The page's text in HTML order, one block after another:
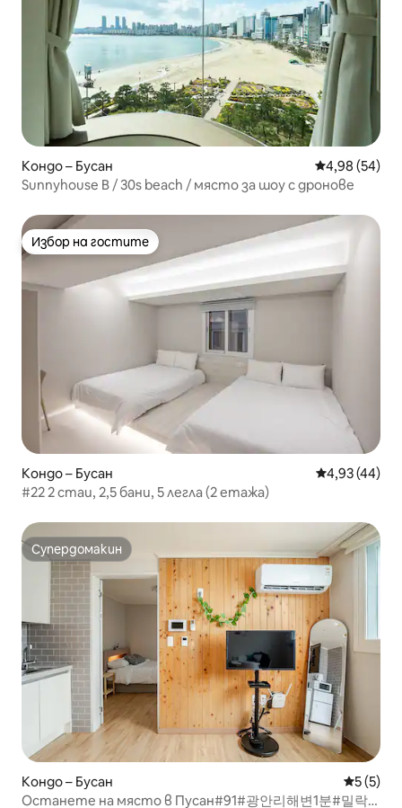
Кондо – Бусан Средна
4,98 (54)
Sunnyhouse B / 30s beach / място за шоу с дронове
Избор на гостите
Избор на гостите
Кондо – Бусан Средна
4,93 (44)
#22 2 стаи, 2,5 бани, 5 легла (2 етажа)
Супердомакин
Супердомакин
Кондо – Бусан Средна
5 (5)
Останете на място в Пусан#91#광안리해변1분#밀락